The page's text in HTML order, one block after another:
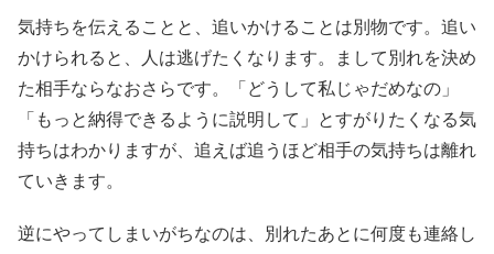
気持ちを伝えることと、追いかけることは別物です。追い
かけられると、人は逃げたくなります。まして別れを決め
た相手ならなおさらです。「どうして私じゃだめなの」
「もっと納得できるように説明して」とすがりたくなる気
持ちはわかりますが、追えば追うほど相手の気持ちは離れ
ていきます。
逆にやってしまいがちなのは、別れたあとに何度も連絡し